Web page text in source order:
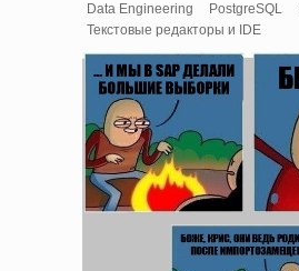
Data Engineering PostgreSQL
Текстовые редакторы и IDE